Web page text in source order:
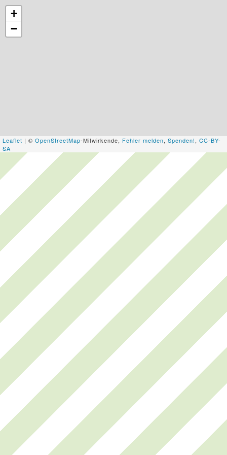
+
−
Leaflet | © OpenStreetMap-Mitwirkende, Fehler melden, Spenden!, CC-BY-
SA